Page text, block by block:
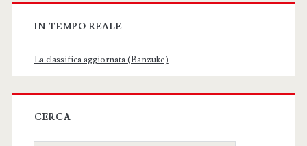
IN TEMPO REALE
La classifica aggiornata (Banzuke)
CERCA